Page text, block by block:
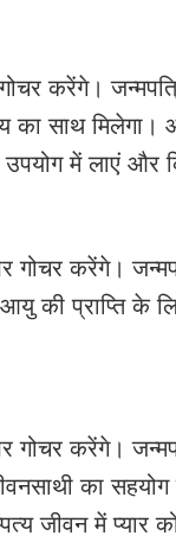
करेंगे।
का साथ
में लाएं और
गोचर करेंगे।
की प्राप्ति के
गोचर करेंगे।
का
जीवन में